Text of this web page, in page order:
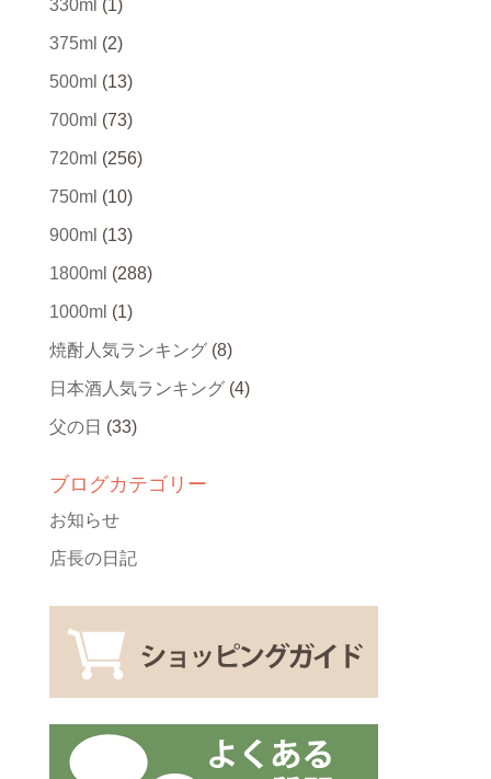
330ml (1)
375ml (2)
500ml (13)
700ml (73)
720ml (256)
750ml (10)
900ml (13)
1800ml (288)
1000ml (1)
焼酎人気ランキング (8)
日本酒人気ランキング (4)
父の日 (33)
ブログカテゴリー
お知らせ
店長の日記